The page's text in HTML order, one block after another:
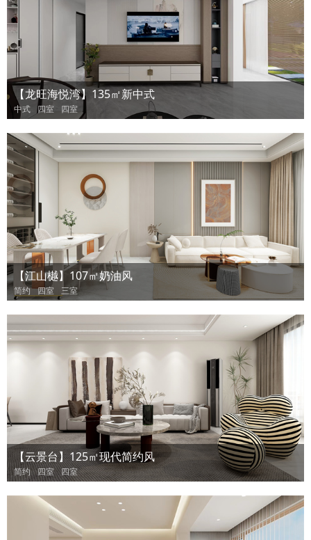
【龙旺海悦湾】135㎡新中式
中式 四室 四室
【江山樾】107㎡奶油风
简约 四室 三室
【云景台】125㎡现代简约风
简约 四室 四室